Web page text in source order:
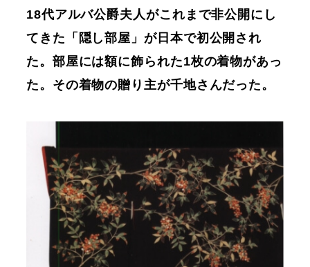
18代アルバ公爵夫人がこれまで非公開にし
てきた「隠し部屋」が日本で初公開され
た。部屋には額に飾られた1枚の着物があっ
た。その着物の贈り主が千地さんだった。